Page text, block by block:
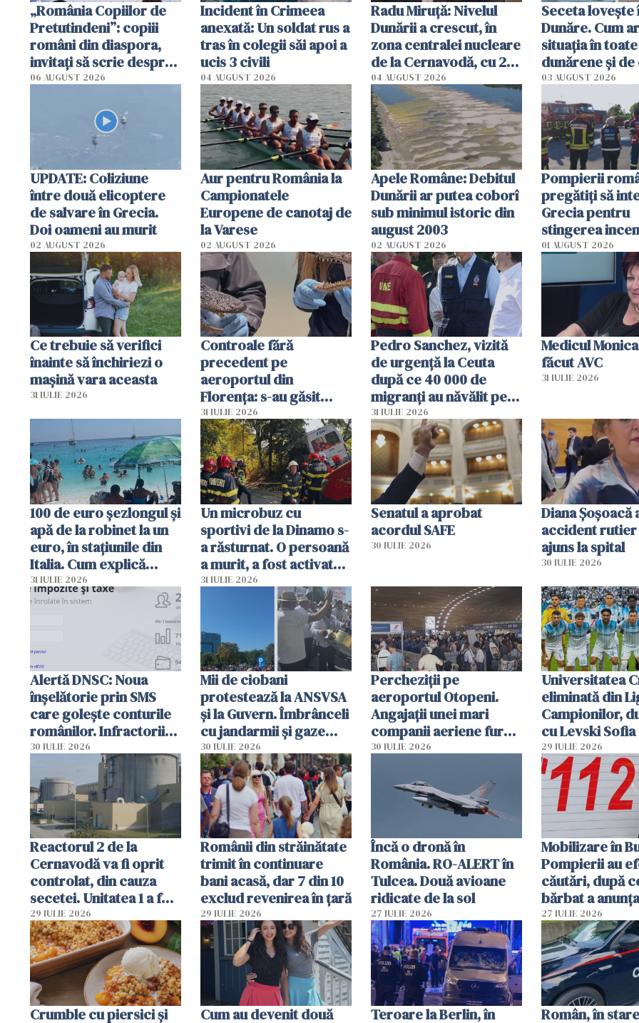
„România Copiilor de
Pretutindeni”: copiii
români din diaspora,
invitați să scrie despre
România într-un volum
06 AUGUST 2026
Incident în Crimeea
anexată: Un soldat rus a
tras în colegii săi apoi a
ucis 3 civili
04 AUGUST 2026
Radu Miruţă: Nivelul
Dunării a crescut, în
zona centralei nucleare
de la Cernavodă, cu 2
cm faţă de ziua trecută
04 AUGUST 2026
Seceta
Dunăre. Cum
situația în
dunărene și de
România
efectele, deși a
în iulie
03 AUGUST 2026
UPDATE: Coliziune
între două elicoptere
de salvare în Grecia.
Doi oameni au murit
02 AUGUST 2026
Aur pentru România la
Campionatele
Europene de canotaj de
la Varese
02 AUGUST 2026
Apele Române: Debitul
Dunării ar putea coborî
sub minimul istoric din
august 2003
02 AUGUST 2026
Pompierii
pregătiţi să
Grecia pentru
stingerea
01 AUGUST 2026
Ce trebuie să verifici
înainte să închiriezi o
mașină vara aceasta
31 IULIE 2026
Controale fără
precedent pe
aeroportul din
Florența: s-au găsit
capete de aligator și o
sumă imensă de bani
31 IULIE 2026
Pedro Sanchez, vizită
de urgență la Ceuta
după ce 40 000 de
migranți au năvălit pe
teritoriul spaniol: „Vom
mobiliza toate
resursele"
31 IULIE 2026
Medicul
făcut AVC
31 IULIE 2026
100 de euro șezlongul și
apă de la robinet la un
euro, în stațiunile din
Italia. Cum explică
autoritățile
31 IULIE 2026
Un microbuz cu
sportivi de la Dinamo s-
a răsturnat. O persoană
a murit, a fost activat
planul roșu de
31 IULIE 2026
Senatul a aprobat
acordul SAFE
30 IULIE 2026
Diana Șoșoacă
accident rutier
ajuns la spital
30 IULIE 2026
Alertă DNSC: Noua
înșelătorie prin SMS
care golește conturile
românilor. Infractorii
folosesc numele
Ghișeul.ro și al Poliției
Române
30 IULIE 2026
Mii de ciobani
protestează la ANSVSA
și la Guvern. Îmbrânceli
cu jandarmii și gaze
lacrimogene
30 IULIE 2026
Percheziții pe
aeroportul Otopeni.
Angajații unei mari
companii aeriene furau
parfumuri, ceasuri și
vânzării
30 IULIE 2026
Universitatea
eliminată din
Campionilor,
cu Levski Sofia
29 IULIE 2026
Reactorul 2 de la
Cernavodă va fi oprit
controlat, din cauza
secetei. Unitatea 1 a fost
deja oprită
29 IULIE 2026
Românii din străinătate
trimit în continuare
bani acasă, dar 7 din 10
exclud revenirea în țară
29 IULIE 2026
Încă o dronă în
România. RO-ALERT în
Tulcea. Două avioane
ridicate de la sol
27 IULIE 2026
Mobilizare în
Pompierii au
căutări, după
bărbat a
că a văzut un
luminos
27 IULIE 2026
Crumble cu piersici și
Cum au devenit două
Teroare la Berlin, în
Român, în